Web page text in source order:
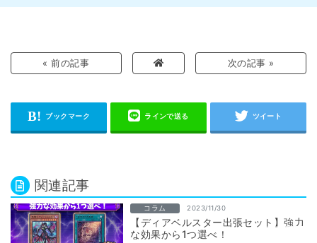
« 前の記事 次の記事 »
関連記事
コラム 2023/11/30
【ディアベルスター出張セット】強力
な効果から1つ選べ！